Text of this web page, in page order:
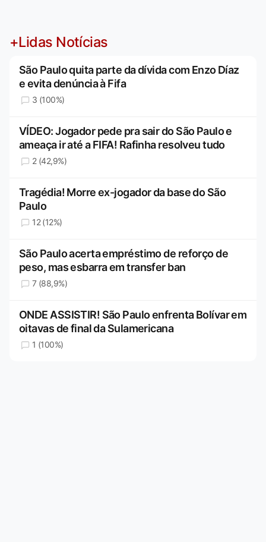
+Lidas Notícias
São Paulo quita parte da dívida com Enzo Díaz
e evita denúncia à Fifa
3 (100%)
VÍDEO: Jogador pede pra sair do São Paulo e
ameaça ir até a FIFA! Rafinha resolveu tudo
2 (42,9%)
Tragédia! Morre ex-jogador da base do São
Paulo
12 (12%)
São Paulo acerta empréstimo de reforço de
peso, mas esbarra em transfer ban
7 (88,9%)
ONDE ASSISTIR! São Paulo enfrenta Bolívar em
oitavas de final da Sulamericana
1 (100%)